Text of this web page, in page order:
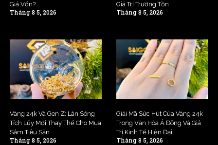
Giá Vốn?
Tháng 8 5, 2026
Giá Trị Trường Tồn
Tháng 8 5, 2026
Vàng 24k Và Gen Z: Làn Sóng
Tích Lũy Mới Thay Thế Cho Mua
Sắm Tiêu Sản
Tháng 8 5, 2026
Giải Mã Sức Hút Của Vàng 24k
Trong Văn Hóa Á Đông Và Giá
Trị Kinh Tế Hiện Đại
Tháng 8 5, 2026